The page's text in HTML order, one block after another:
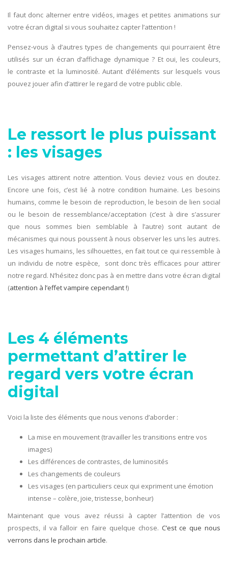
Il faut donc alterner entre vidéos, images et petites animations sur
votre écran digital si vous souhaitez capter l’attention !
Pensez-vous à d’autres types de changements qui pourraient être
utilisés sur un écran d’affichage dynamique ? Et oui, les couleurs,
le contraste et la luminosité. Autant d’éléments sur lesquels vous
pouvez jouer afin d’attirer le regard de votre public cible.
Le ressort le plus puissant
: les visages
Les visages attirent notre attention. Vous deviez vous en doutez.
Encore une fois, c’est lié à notre condition humaine. Les besoins
humains, comme le besoin de reproduction, le besoin de lien social
ou le besoin de ressemblance/acceptation (c’est à dire s’assurer
que nous sommes bien semblable à l’autre) sont autant de
mécanismes qui nous poussent à nous observer les uns les autres.
Les visages humains, les silhouettes, en fait tout ce qui ressemble à
un individu de notre espèce, sont donc très efficaces pour attirer
notre regard. N’hésitez donc pas à en mettre dans votre écran digital
(attention à l’effet vampire cependant !)
Les 4 éléments
permettant d’attirer le
regard vers votre écran
digital
Voici la liste des éléments que nous venons d’aborder :
La mise en mouvement (travailler les transitions entre vos
images)
Les différences de contrastes, de luminosités
Les changements de couleurs
Les visages (en particuliers ceux qui expriment une émotion
intense – colère, joie, tristesse, bonheur)
Maintenant que vous avez réussi à capter l’attention de vos
prospects, il va falloir en faire quelque chose. C’est ce que nous
verrons dans le prochain article.